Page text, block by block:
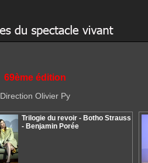
69ème édition
Direction Olivier Py
Trilogie du revoir - Botho Strauss
- Benjamin Porée